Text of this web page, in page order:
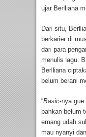
ujar Berlliana
Dari situ,
berkarier di
dari para
menulis lagu.
Berlliana
belum berani
“Basic-nya
bahkan belum
emang udah
mau nyanyi